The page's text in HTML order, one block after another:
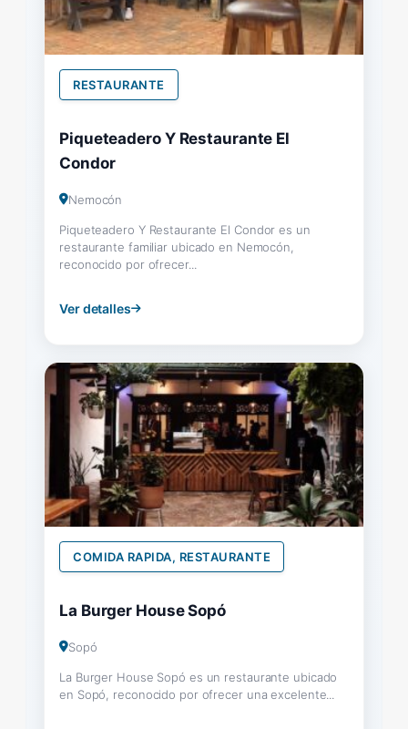
RESTAURANTE
Piqueteadero Y Restaurante El
Condor
Nemocón
Piqueteadero Y Restaurante El Condor es un
restaurante familiar ubicado en Nemocón,
reconocido por ofrecer...
Ver detalles
COMIDA RAPIDA, RESTAURANTE
La Burger House Sopó
Sopó
La Burger House Sopó es un restaurante ubicado
en Sopó, reconocido por ofrecer una excelente...